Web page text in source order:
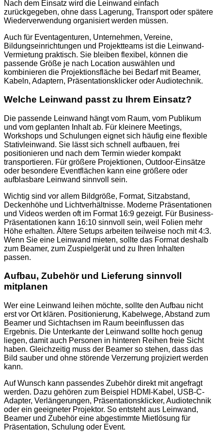
Nach dem Einsatz wird die Leinwand einfach
zurückgegeben, ohne dass Lagerung, Transport oder spätere
Wiederverwendung organisiert werden müssen.
Auch für Eventagenturen, Unternehmen, Vereine,
Bildungseinrichtungen und Projektteams ist die Leinwand-
Vermietung praktisch. Sie bleiben flexibel, können die
passende Größe je nach Location auswählen und
kombinieren die Projektionsfläche bei Bedarf mit Beamer,
Kabeln, Adaptern, Präsentationsklicker oder Audiotechnik.
Welche Leinwand passt zu Ihrem Einsatz?
Die passende Leinwand hängt vom Raum, vom Publikum
und vom geplanten Inhalt ab. Für kleinere Meetings,
Workshops und Schulungen eignet sich häufig eine flexible
Stativleinwand. Sie lässt sich schnell aufbauen, frei
positionieren und nach dem Termin wieder kompakt
transportieren. Für größere Projektionen, Outdoor-Einsätze
oder besondere Eventflächen kann eine größere oder
aufblasbare Leinwand sinnvoll sein.
Wichtig sind vor allem Bildgröße, Format, Sitzabstand,
Deckenhöhe und Lichtverhältnisse. Moderne Präsentationen
und Videos werden oft im Format 16:9 gezeigt. Für Business-
Präsentationen kann 16:10 sinnvoll sein, weil Folien mehr
Höhe erhalten. Ältere Setups arbeiten teilweise noch mit 4:3.
Wenn Sie eine Leinwand mieten, sollte das Format deshalb
zum Beamer, zum Zuspielgerät und zu Ihren Inhalten
passen.
Aufbau, Zubehör und Lieferung sinnvoll
mitplanen
Wer eine Leinwand leihen möchte, sollte den Aufbau nicht
erst vor Ort klären. Positionierung, Kabelwege, Abstand zum
Beamer und Sichtachsen im Raum beeinflussen das
Ergebnis. Die Unterkante der Leinwand sollte hoch genug
liegen, damit auch Personen in hinteren Reihen freie Sicht
haben. Gleichzeitig muss der Beamer so stehen, dass das
Bild sauber und ohne störende Verzerrung projiziert werden
kann.
Auf Wunsch kann passendes Zubehör direkt mit angefragt
werden. Dazu gehören zum Beispiel HDMI-Kabel, USB-C-
Adapter, Verlängerungen, Präsentationsklicker, Audiotechnik
oder ein geeigneter Projektor. So entsteht aus Leinwand,
Beamer und Zubehör eine abgestimmte Mietlösung für
Präsentation, Schulung oder Event.